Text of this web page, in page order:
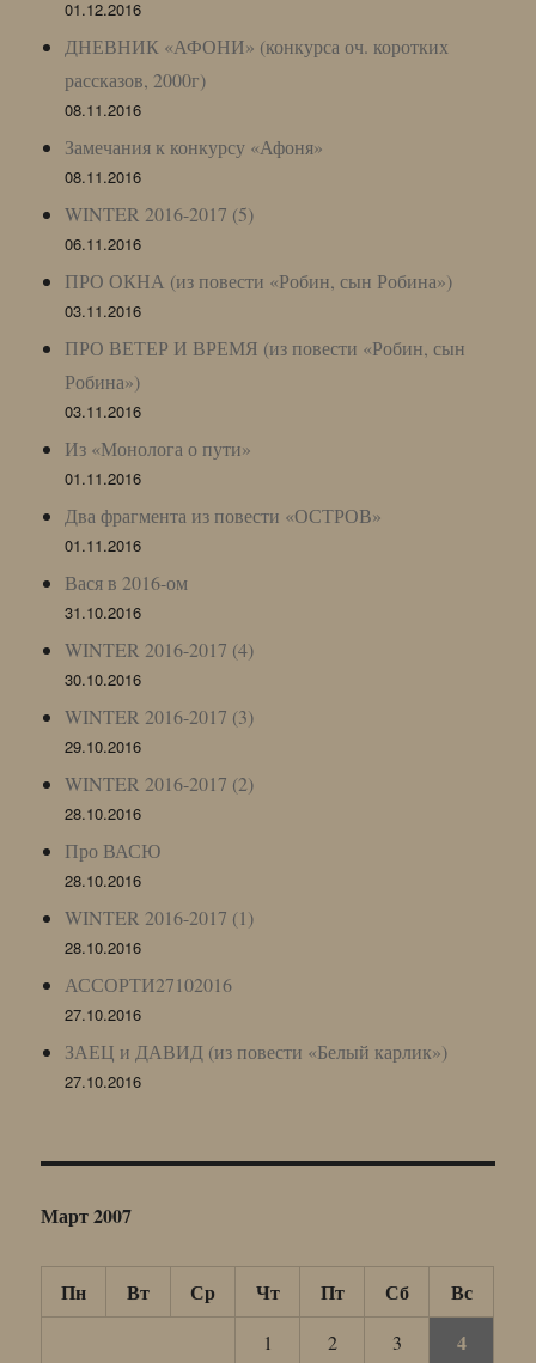
01.12.2016
ДНЕВНИК «АФОНИ» (конкурса оч. коротких
рассказов, 2000г)
08.11.2016
Замечания к конкурсу «Афоня»
08.11.2016
WINTER 2016-2017 (5)
06.11.2016
ПРО ОКНА (из повести «Робин, сын Робина»)
03.11.2016
ПРО ВЕТЕР И ВРЕМЯ (из повести «Робин, сын
Робина»)
03.11.2016
Из «Монолога о пути»
01.11.2016
Два фрагмента из повести «ОСТРОВ»
01.11.2016
Вася в 2016-ом
31.10.2016
WINTER 2016-2017 (4)
30.10.2016
WINTER 2016-2017 (3)
29.10.2016
WINTER 2016-2017 (2)
28.10.2016
Про ВАСЮ
28.10.2016
WINTER 2016-2017 (1)
28.10.2016
АССОРТИ27102016
27.10.2016
ЗАЕЦ и ДАВИД (из повести «Белый карлик»)
27.10.2016
Март 2007
Пн Вт Ср Чт Пт Сб Вс
1 2 3 4